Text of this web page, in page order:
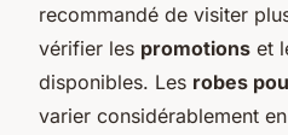
recommandé de visiter
vérifier les promotions et
disponibles. Les robes
varier considérablement